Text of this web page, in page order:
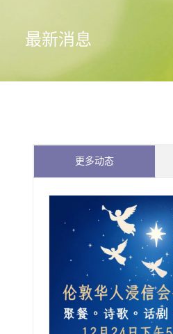
最新消息
更多动态